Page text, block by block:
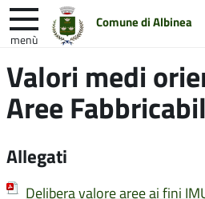
Comune di Albinea
menù
nel
sito
Entra in Comune
Unione Colline
Valori medi
Aree
Allegati
Delibera valore aree ai fini